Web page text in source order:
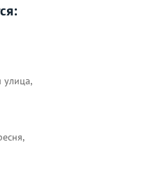
улица,